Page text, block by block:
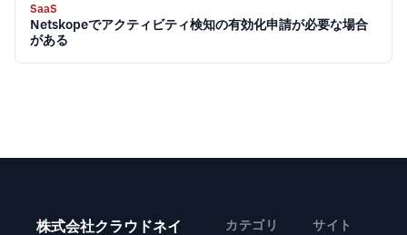
SaaS
Netskopeでアクティビティ検知の有効化申請が必要な場合
がある
株式会社クラウドネイ
カテゴリ
サイト